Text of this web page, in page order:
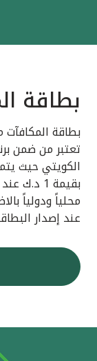
بطاقة
بطاقة
تعتبر من ضمن
بقيمة 1
عند إصدار